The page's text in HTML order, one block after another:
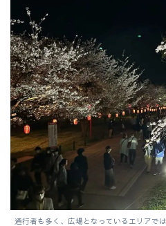
通行者も多く、広場となっているエリアで